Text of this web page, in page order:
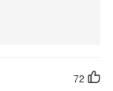
快速的去了解和处
教育服务。
72